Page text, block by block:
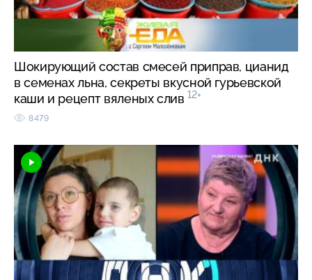
Шокирующий состав смесей приправ, цианид
в семенах льна, секреты вкусной гурьевской
каши и рецепт вяленых слив 12+
8479